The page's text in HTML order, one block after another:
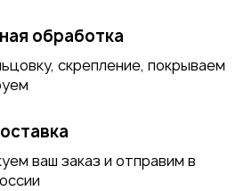
обработка
скрепление, покрываем
ваш заказ и отправим в